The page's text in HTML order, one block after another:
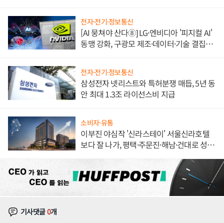
전자·전기·정보통신
[AI 뭉쳐야 산다⑧] LG·엔비디아 '피지컬 AI'
동맹 강화, 구광모 제조·데이터·기술 결집
전자·전기·정보통신
삼성전자 넷리스트와 특허분쟁 매듭, 5년 동
안 최대 1.3조 라이선스비 지급
소비자·유통
이부진 야심작 '신라스테이' 서울신라호텔
보다 잘 나가, 평택·주문진·해남·건대로 성
기사댓글0개